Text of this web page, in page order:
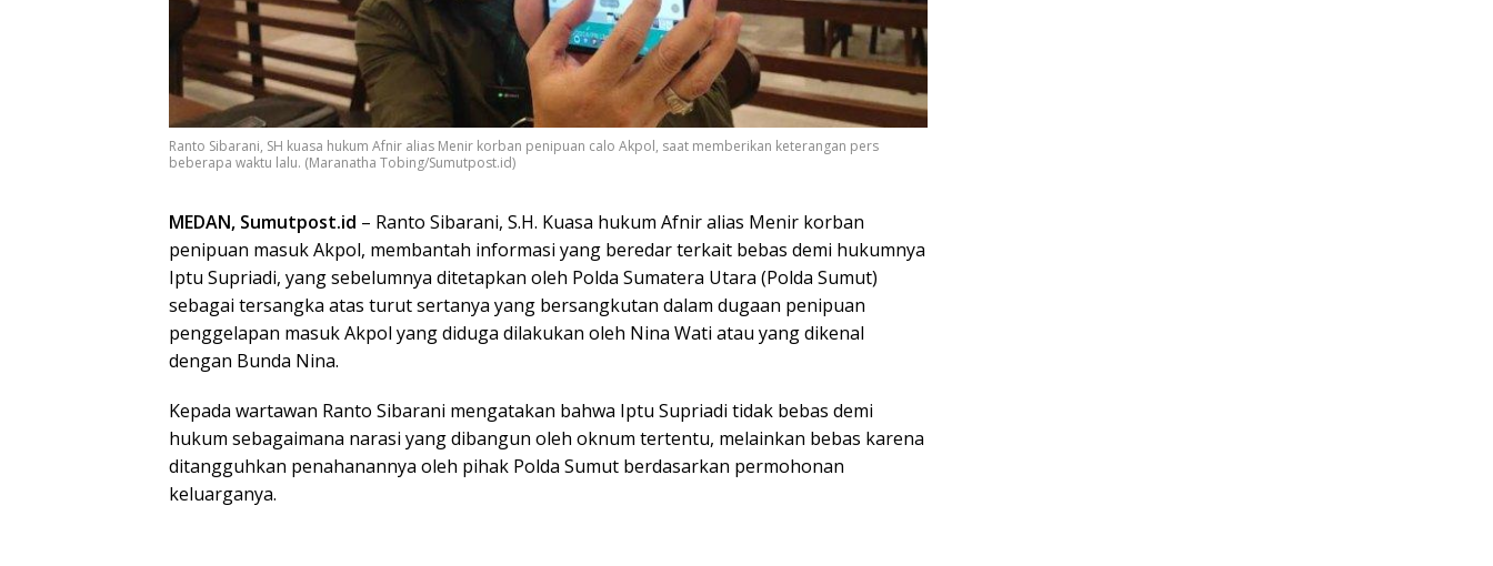
Ranto Sibarani, SH kuasa hukum Afnir alias Menir korban penipuan calo Akpol, saat memberikan keterangan pers
beberapa waktu lalu. (Maranatha Tobing/Sumutpost.id)
MEDAN, Sumutpost.id – Ranto Sibarani, S.H. Kuasa hukum Afnir alias Menir korban
penipuan masuk Akpol, membantah informasi yang beredar terkait bebas demi hukumnya
Iptu Supriadi, yang sebelumnya ditetapkan oleh Polda Sumatera Utara (Polda Sumut)
sebagai tersangka atas turut sertanya yang bersangkutan dalam dugaan penipuan
penggelapan masuk Akpol yang diduga dilakukan oleh Nina Wati atau yang dikenal
dengan Bunda Nina.
Kepada wartawan Ranto Sibarani mengatakan bahwa Iptu Supriadi tidak bebas demi
hukum sebagaimana narasi yang dibangun oleh oknum tertentu, melainkan bebas karena
ditangguhkan penahanannya oleh pihak Polda Sumut berdasarkan permohonan
keluarganya.